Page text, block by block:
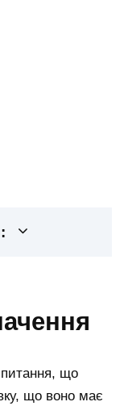
питання, що
що воно має